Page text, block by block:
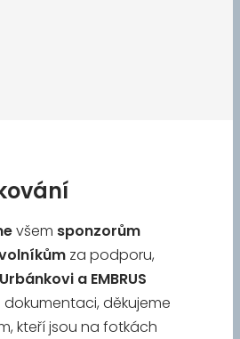
všem sponzorům
za podporu,
a EMBRUS
dokumentaci, děkujeme
kteří jsou na fotkách